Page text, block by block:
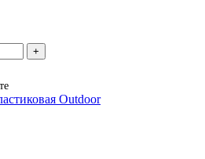
+
Outdoor